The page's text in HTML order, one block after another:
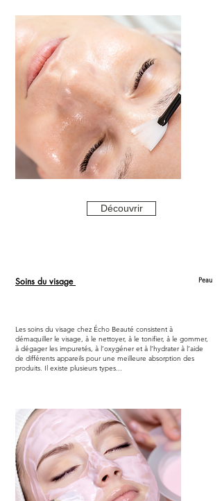
Découvrir
Soins du visage Peau
Les soins du visage chez Écho Beauté consistent à
démaquiller le visage, à le nettoyer, à le tonifier, à le gommer,
à dégager les impuretés, à l’oxygéner et à l’hydrater à l’aide
de différents appareils pour une meilleure absorption des
produits. Il existe plusieurs types...